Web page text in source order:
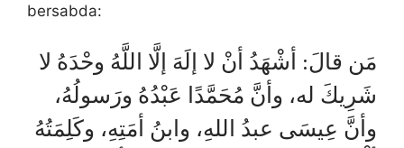
bersabda:
مَن قالَ: أشْهَدُ أنْ لا إلَهَ إلَّا اللَّهُ وحْدَهُ لا
شَرِيكَ له، وأنَّ مُحَمَّدًا عَبْدُهُ ورَسولُهُ،
وأنَّ عِيسَى عبدُ اللهِ، وابنُ أمَتِهِ، وكَلِمَتُهُ